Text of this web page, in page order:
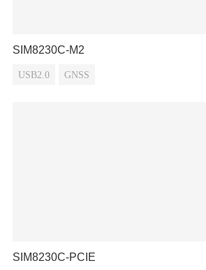
SIM8230C-M2
USB2.0 GNSS
SIM8230C-PCIE